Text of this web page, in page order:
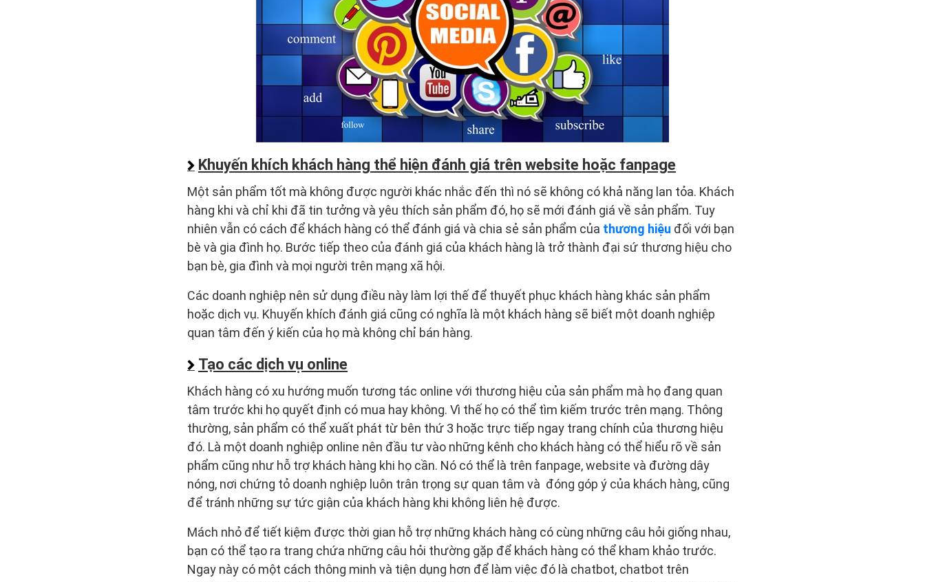
Khuyến khích khách hàng thể hiện đánh giá trên website hoặc fanpage
Một sản phẩm tốt mà không được người khác nhắc đến thì nó sẽ không có khả năng lan tỏa. Khách
hàng khi và chỉ khi đã tin tưởng và yêu thích sản phẩm đó, họ sẽ mới đánh giá về sản phẩm. Tuy
nhiên vẫn có cách để khách hàng có thể đánh giá và chia sẻ sản phẩm của thương hiệu đối với bạn
bè và gia đình họ. Bước tiếp theo của đánh giá của khách hàng là trở thành đại sứ thương hiệu cho
bạn bè, gia đình và mọi người trên mạng xã hội.
Các doanh nghiệp nên sử dụng điều này làm lợi thế để thuyết phục khách hàng khác sản phẩm
hoặc dịch vụ. Khuyến khích đánh giá cũng có nghĩa là một khách hàng sẽ biết một doanh nghiệp
quan tâm đến ý kiến của họ mà không chỉ bán hàng.
Tạo các dịch vụ online
Khách hàng có xu hướng muốn tương tác online với thương hiệu của sản phẩm mà họ đang quan
tâm trước khi họ quyết định có mua hay không. Vì thế họ có thể tìm kiếm trước trên mạng. Thông
thường, sản phẩm có thể xuất phát từ bên thứ 3 hoặc trực tiếp ngay trang chính của thương hiệu
đó. Là một doanh nghiệp online nên đầu tư vào những kênh cho khách hàng có thể hiểu rõ về sản
phẩm cũng như hỗ trợ khách hàng khi họ cần. Nó có thể là trên fanpage, website và đường dây
nóng, nơi chứng tỏ doanh nghiệp luôn trân trọng sự quan tâm và đóng góp ý của khách hàng, cũng
để tránh những sự tức giận của khách hàng khi không liên hệ được.
Mách nhỏ để tiết kiệm được thời gian hỗ trợ những khách hàng có cùng những câu hỏi giống nhau,
bạn có thể tạo ra trang chứa những câu hỏi thường gặp để khách hàng có thể kham khảo trước.
Ngay này có một cách thông minh và tiện dụng hơn để làm việc đó là chatbot, chatbot trên